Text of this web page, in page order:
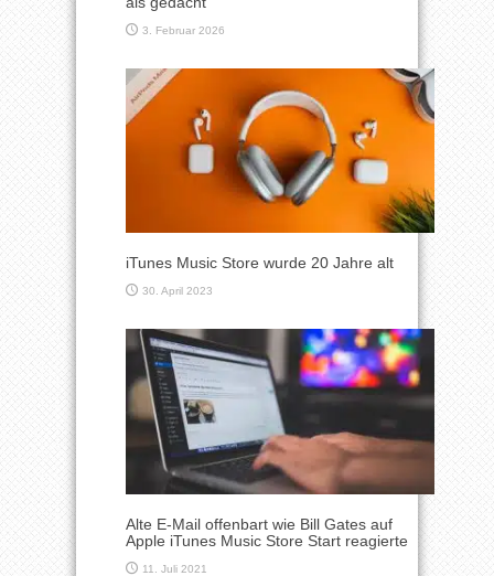
3. Februar 2026
iTunes Music Store wurde 20 Jahre alt
30. April 2023
Alte E-Mail offenbart wie Bill Gates auf
Apple iTunes Music Store Start reagierte
11. Juli 2021